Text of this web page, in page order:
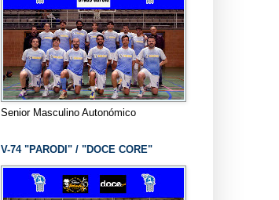
Senior Masculino Autonómico
V-74 "PARODI" / "DOCE CORE"